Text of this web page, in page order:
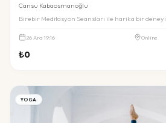
Cansu Kabaosmanoğlu
Birebir Meditasyon Seansları ile harika bir
26 Ara 19:16 Online
₺0
YOGA